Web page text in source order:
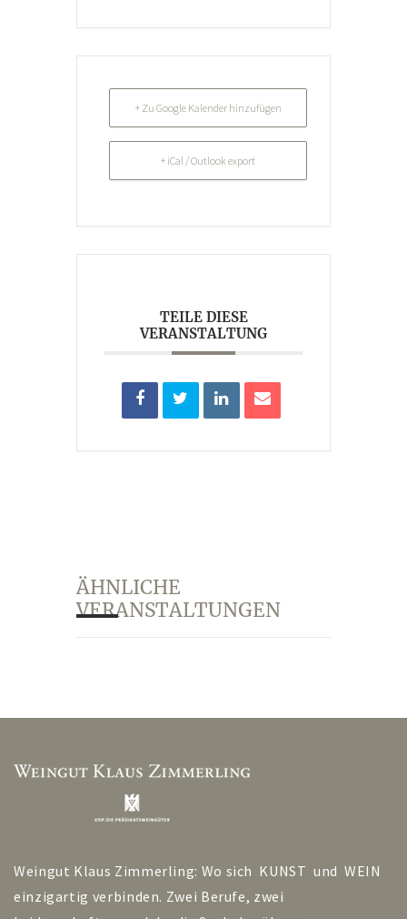
Widerrufsrecht
Datenschutzerklärung
Offene Weinbergs- und Kräuterwanderungen
+ Zu Google Kalender hinzufügen
+ iCal / Outlook export
TEILE DIESE
VERANSTALTUNG
ÄHNLICHE
VERANSTALTUNGEN
Weingut Klaus Zimmerling: Wo sich KUNST und WEIN
einzigartig verbinden. Zwei Berufe, zwei